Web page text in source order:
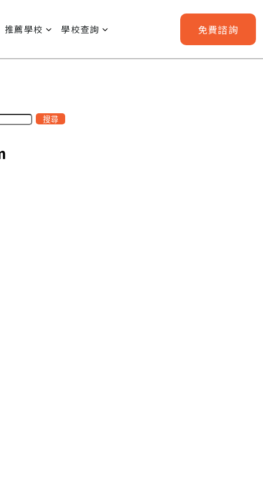
推薦學校 學校查詢 免費諮詢
搜尋